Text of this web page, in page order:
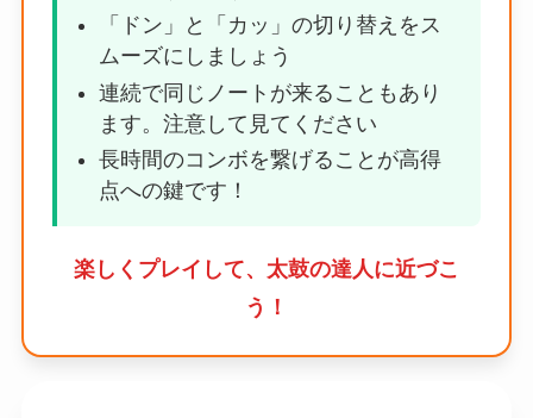
「ドン」と「カッ」の切り替えをス
ムーズにしましょう
連続で同じノートが来ることもあり
ます。注意して見てください
長時間のコンボを繋げることが高得
点への鍵です！
楽しくプレイして、太鼓の達人に近づこ
う！